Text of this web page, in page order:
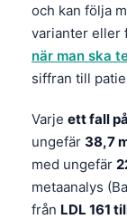
och kan följa
varianter eller
när man ska
siffran till
Varje ett fall
ungefär 38,7
med ungefär
metaanalys
från LDL 161